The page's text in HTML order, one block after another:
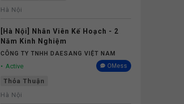
Hà Nội
[Hà Nội] Nhân Viên Kế Hoạch - 2
Năm Kinh Nghiệm
CÔNG TY TNHH DAESANG VIỆT NAM
Active OMess
Thỏa Thuận
Hà Nội